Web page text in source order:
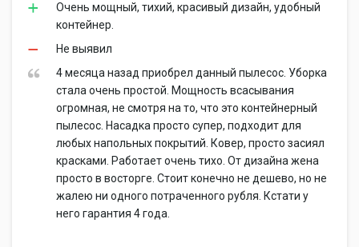
Очень мощный, тихий, красивый дизайн, удобный
контейнер.
Не выявил
4 месяца назад приобрел данный пылесос. Уборка
стала очень простой. Мощность всасывания
огромная, не смотря на то, что это контейнерный
пылесос. Насадка просто супер, подходит для
любых напольных покрытий. Ковер, просто засиял
красками. Работает очень тихо. От дизайна жена
просто в восторге. Стоит конечно не дешево, но не
жалею ни одного потраченного рубля. Кстати у
него гарантия 4 года.